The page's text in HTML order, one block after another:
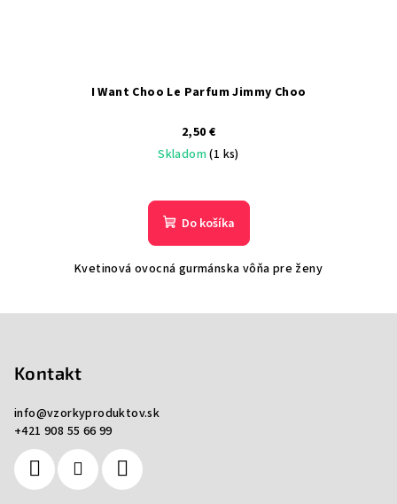
I Want Choo Le Parfum Jimmy Choo
2,50 €
Skladom(1 ks)
Do košíka
Kvetinová ovocná gurmánska vôňa pre ženy
Kontakt
info@vzorkyproduktov.sk
+421 908 55 66 99